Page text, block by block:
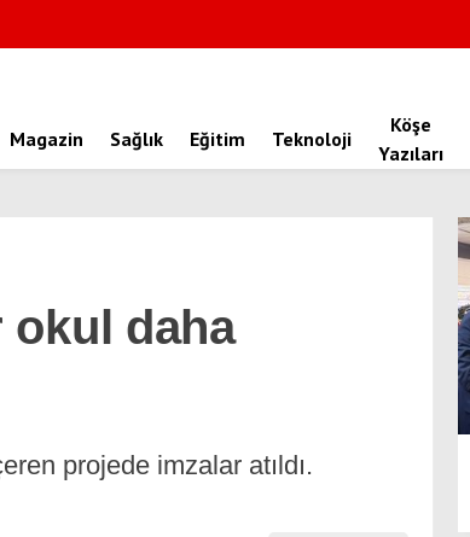
Magazin Sağlık Eğitim Teknoloji
Köşe
Yazıları
okul daha
projede imzalar atıldı.